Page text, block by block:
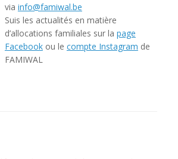
via info@famiwal.be
Suis les actualités en matière
d’allocations familiales sur la page
Facebookou le compte Instagram de
FAMIWAL